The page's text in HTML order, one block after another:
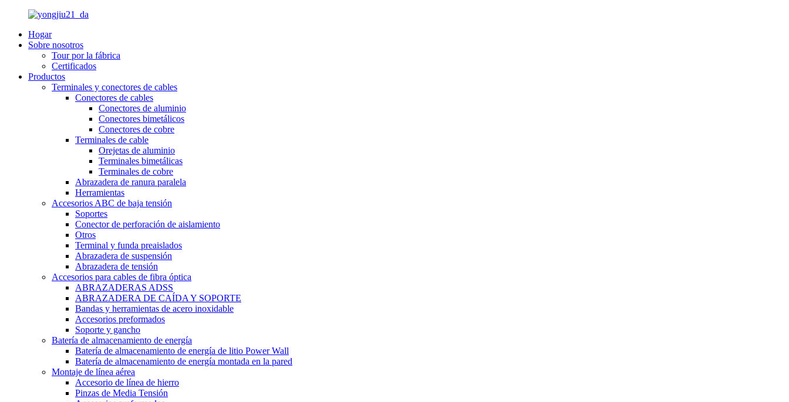
Hogar
Sobre nosotros
Tour por la fábrica
Certificados
Productos
Terminales y conectores de cables
Conectores de cables
Conectores de aluminio
Conectores bimetálicos
Conectores de cobre
Terminales de cable
Orejetas de aluminio
Terminales bimetálicas
Terminales de cobre
Abrazadera de ranura paralela
Herramientas
Accesorios ABC de baja tensión
Soportes
Conector de perforación de aislamiento
Otros
Terminal y funda preaislados
Abrazadera de suspensión
Abrazadera de tensión
Accesorios para cables de fibra óptica
ABRAZADERAS ADSS
ABRAZADERA DE CAÍDA Y SOPORTE
Bandas y herramientas de acero inoxidable
Accesorios preformados
Soporte y gancho
Batería de almacenamiento de energía
Batería de almacenamiento de energía de litio Power Wall
Batería de almacenamiento de energía montada en la pared
Montaje de línea aérea
Accesorio de línea de hierro
Pinzas de Media Tensión